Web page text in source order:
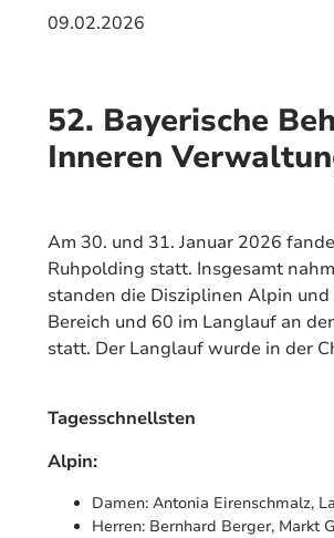
09.02.2026
52. Bayerische
Inneren
Am 30. und 31. Januar 2026
Ruhpolding statt. Insgesamt
standen die Disziplinen Alpin
Bereich und 60 im Langlauf an
statt. Der Langlauf wurde in der
Tagesschnellsten
Alpin:
Damen: Antonia Eirenschmalz,
Herren: Bernhard Berger, Markt